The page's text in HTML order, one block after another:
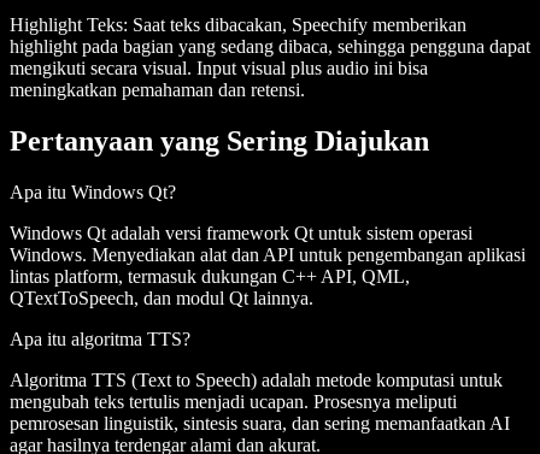
Highlight Teks: Saat teks dibacakan, Speechify memberikan
highlight pada bagian yang sedang dibaca, sehingga pengguna dapat
mengikuti secara visual. Input visual plus audio ini bisa
meningkatkan pemahaman dan retensi.
Pertanyaan yang Sering Diajukan
Apa itu Windows Qt?
Windows Qt adalah versi framework Qt untuk sistem operasi
Windows. Menyediakan alat dan API untuk pengembangan aplikasi
lintas platform, termasuk dukungan C++ API, QML,
QTextToSpeech, dan modul Qt lainnya.
Apa itu algoritma TTS?
Algoritma TTS (Text to Speech) adalah metode komputasi untuk
mengubah teks tertulis menjadi ucapan. Prosesnya meliputi
pemrosesan linguistik, sintesis suara, dan sering memanfaatkan AI
agar hasilnya terdengar alami dan akurat.